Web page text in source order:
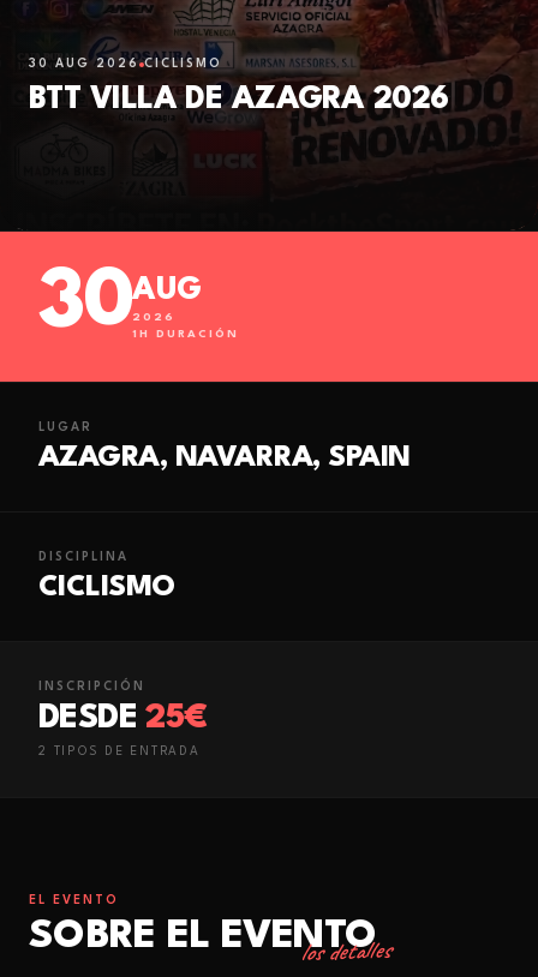
30 AUG 2026 CICLISMO
BTT VILLA DE AZAGRA 2026
30AUG
2026
1H DURACIÓN
LUGAR
AZAGRA, NAVARRA, SPAIN
DISCIPLINA
CICLISMO
INSCRIPCIÓN
DESDE 25€
2 TIPO S DE ENTRADA
EL EVENTO
SOBRE EL EVENTO
los detalles